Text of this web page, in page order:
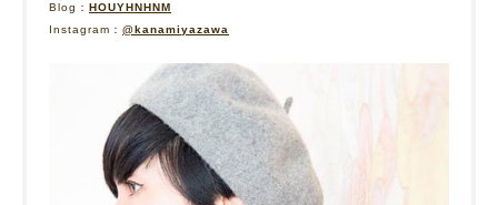
Blog： HOUYHNHNM
Instagram： @kanamiyazawa